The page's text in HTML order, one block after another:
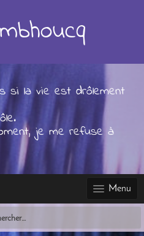
si la vie est drôlement
je me refuse à
Menu